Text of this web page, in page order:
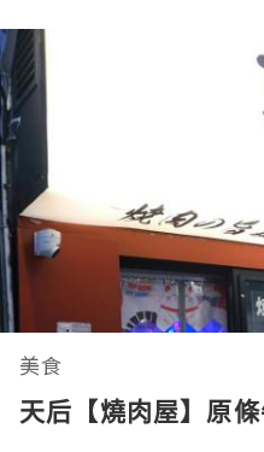
美食
天后【燒肉屋】原